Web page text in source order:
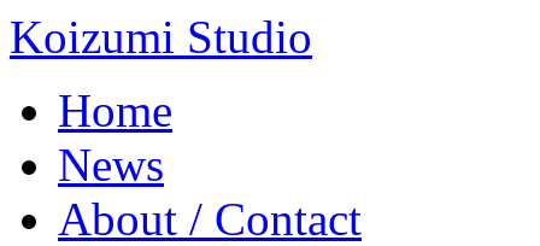
Koizumi Studio
Home
News
About / Contact